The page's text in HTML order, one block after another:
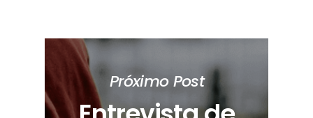
Próximo Post